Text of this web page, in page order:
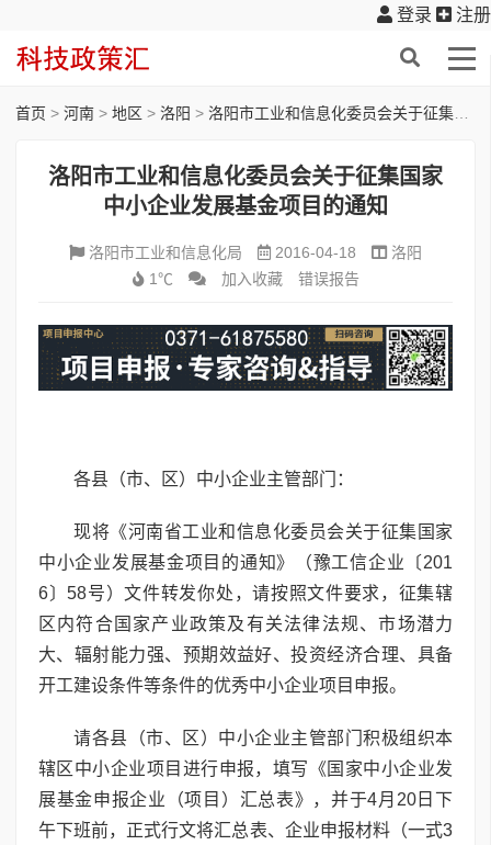
登录 注册
首页 > 河南 > 地区 > 洛阳 > 洛阳市工业和信息化委员会关于征集国家中小企业发展基金项目的通知
洛阳市工业和信息化委员会关于征集国家
中小企业发展基金项目的通知
洛阳市工业和信息化局 2016-04-18
洛阳
1℃
加入收藏 错误报告
各县（市、区）中小企业主管部门：
现将《河南省工业和信息化委员会关于征集国家
中小企业发展基金项目的通知》（豫工信企业〔201
6〕58号）文件转发你处，请按照文件要求，征集辖
区内符合国家产业政策及有关法律法规、市场潜力
大、辐射能力强、预期效益好、投资经济合理、具备
开工建设条件等条件的优秀中小企业项目申报。
请各县（市、区）中小企业主管部门积极组织本
辖区中小企业项目进行申报，填写《国家中小企业发
展基金申报企业（项目）汇总表》，并于4月20日下
午下班前，正式行文将汇总表、企业申报材料（一式3